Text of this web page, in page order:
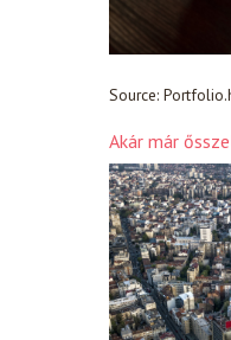
Source:
Akár már